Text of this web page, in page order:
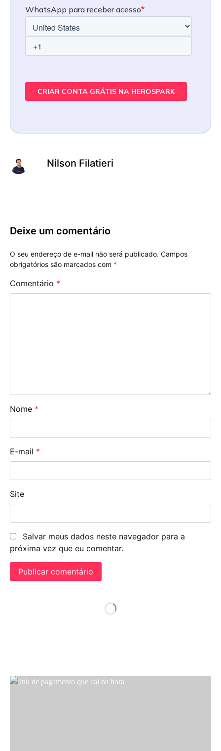
Nilson Filatieri
Deixe um comentário
O seu endereço de e-mail não será publicado. Campos
obrigatórios são marcados com *
Comentário *
Nome *
E-mail *
Site
Salvar meus dados neste navegador para a
próxima vez que eu comentar.